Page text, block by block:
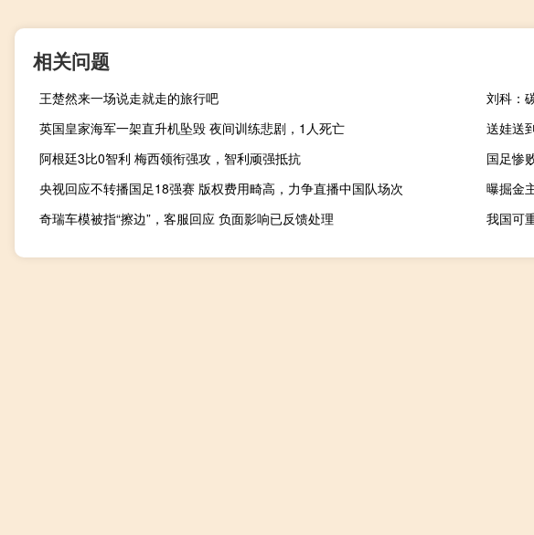
相关问题
王楚然来一场说走就走的旅行吧
英国皇家海军一架直升机坠毁 夜间训练悲剧，1人死亡
送娃送
阿根廷3比0智利 梅西领衔强攻，智利顽强抵抗
国足惨
央视回应不转播国足18强赛 版权费用畸高，力争直播中国队场次
曝掘金
奇瑞车模被指“擦边”，客服回应 负面影响已反馈处理
我国可